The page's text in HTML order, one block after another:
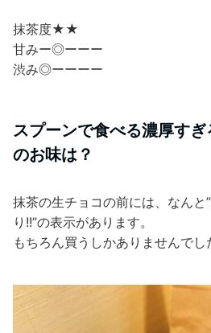
抹茶度★★
甘みー◎ーーー
渋み◎ーーーー
スプーンで食べる濃厚す
のお味は？
抹茶の生チョコの前には、なんと
り!!”の表示があります。
もちろん買うしかありませんでし